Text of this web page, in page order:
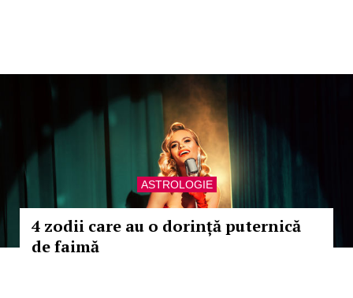
ASTROLOGIE
4 zodii care au o dorință puternică
de faimă